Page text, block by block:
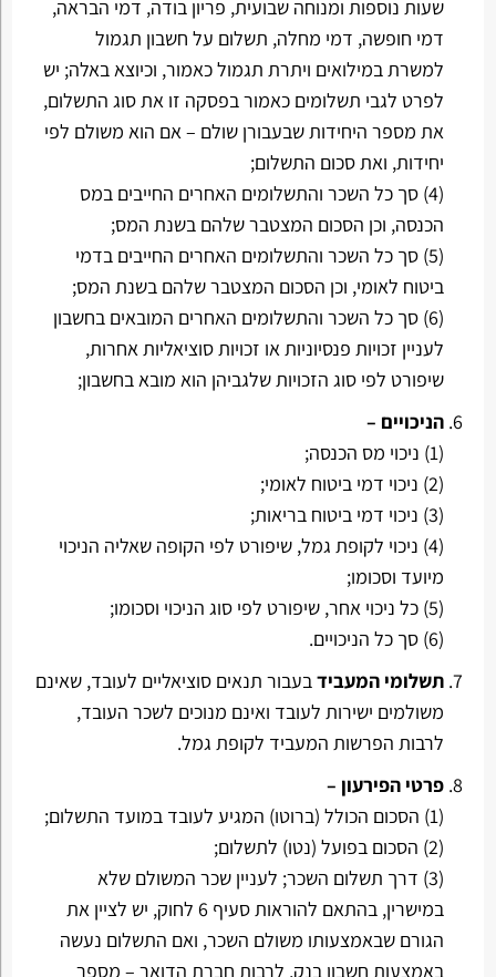
שעות נוספות ומנוחה שבועית, פריון בודה, דמי הבראה,
דמי חופשה, דמי מחלה, תשלום על חשבון תגמול
למשרת במילואים ויתרת תגמול כאמור, וכיוצא באלה; יש
לפרט לגבי תשלומים כאמור בפסקה זו את סוג התשלום,
את מספר היחידות שבעבורן שולם – אם הוא משולם לפי
יחידות, ואת סכום התשלום;
(4) סך כל השכר והתשלומים האחרים החייבים במס
הכנסה, וכן הסכום המצטבר שלהם בשנת המס;
(5) סך כל השכר והתשלומים האחרים החייבים בדמי
ביטוח לאומי, וכן הסכום המצטבר שלהם בשנת המס;
(6) סך כל השכר והתשלומים האחרים המובאים בחשבון
לעניין זכויות פנסיוניות או זכויות סוציאליות אחרות,
שיפורט לפי סוג הזכויות שלגביהן הוא מובא בחשבון;
הניכויים –
(1) ניכוי מס הכנסה;
(2) ניכוי דמי ביטוח לאומי;
(3) ניכוי דמי ביטוח בריאות;
(4) ניכוי לקופת גמל, שיפורט לפי הקופה שאליה הניכוי
מיועד וסכומו;
(5) כל ניכוי אחר, שיפורט לפי סוג הניכוי וסכומו;
(6) סך כל הניכויים.
תשלומי המעבידבעבור תנאים סוציאליים לעובד, שאינם
משולמים ישירות לעובד ואינם מנוכים לשכר העובד,
לרבות הפרשות המעביד לקופת גמל.
פרטי הפירעון –
(1) הסכום הכולל (ברוטו) המגיע לעובד במועד התשלום;
(2) הסכום בפועל (נטו) לתשלום;
(3) דרך תשלום השכר; לעניין שכר המשולם שלא
במישרין, בהתאם להוראות סעיף 6 לחוק, יש לציין את
הגורם שבאמצעותו משולם השכר, ואם התשלום נעשה
באמצעות חשבון בנק, לרבות חברת הדואר – מספר